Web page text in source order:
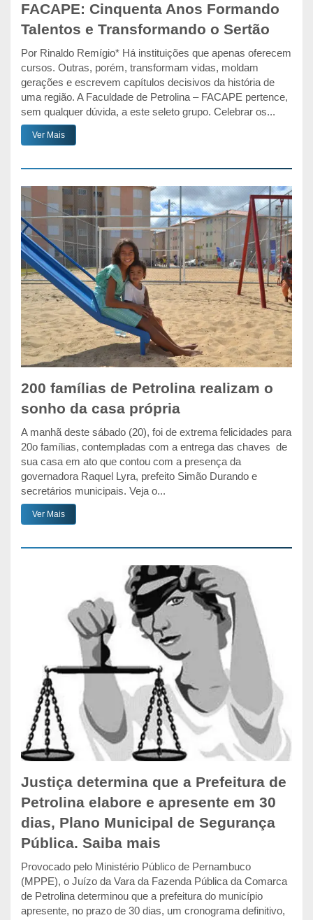
FACAPE: Cinquenta Anos Formando
Talentos e Transformando o Sertão
Por Rinaldo Remígio* Há instituições que apenas oferecem
cursos. Outras, porém, transformam vidas, moldam
gerações e escrevem capítulos decisivos da história de
uma região. A Faculdade de Petrolina – FACAPE pertence,
sem qualquer dúvida, a este seleto grupo. Celebrar os...
Ver Mais
200 famílias de Petrolina realizam o
sonho da casa própria
A manhã deste sábado (20), foi de extrema felicidades para
20o famílias, contempladas com a entrega das chaves de
sua casa em ato que contou com a presença da
governadora Raquel Lyra, prefeito Simão Durando e
secretários municipais. Veja o...
Ver Mais
Justiça determina que a Prefeitura de
Petrolina elabore e apresente em 30
dias, Plano Municipal de Segurança
Pública. Saiba mais
Provocado pelo Ministério Público de Pernambuco
(MPPE), o Juízo da Vara da Fazenda Pública da Comarca
de Petrolina determinou que a prefeitura do município
apresente, no prazo de 30 dias, um cronograma definitivo,